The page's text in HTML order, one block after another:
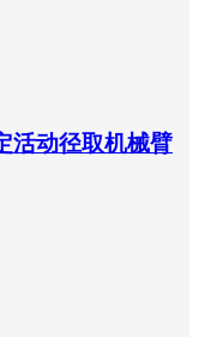
活动径取机械臂